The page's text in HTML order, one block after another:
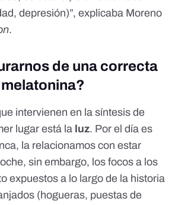
depresión)”, explicaba Moreno
.
de una correcta
intervienen en la síntesis de
lugar está la luz. Por el día es
la relacionamos con estar
sin embargo, los focos a los
expuestos a lo largo de la historia
(hogueras, puestas de